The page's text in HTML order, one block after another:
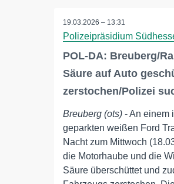
19.03.2026 – 13:31
Polizeipräsidium
POL-DA: Breuberg/
Säure auf Auto
zerstochen/Polizei
Breuberg (ots) - An einem
geparkten weißen Ford
Nacht zum Mittwoch
die Motorhaube und die
Säure überschüttet und